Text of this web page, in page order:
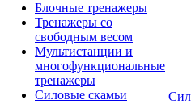
Блочные тренажеры
Тренажеры со
свободным весом
Мультистанции и
многофункциональные
тренажеры
Силовые скамьи